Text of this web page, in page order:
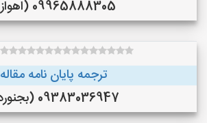
09965888305 (اهواز )
ترجمه پایان نامه مقاله
09383036947 (بجنورد )